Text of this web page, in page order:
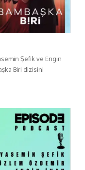
Şefik ve Engin
Biri dizisini